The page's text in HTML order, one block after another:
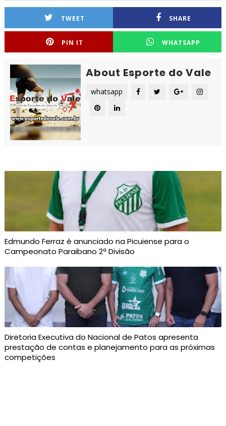
TWEET SHARE
PIN IT WHATSAPP
About Esporte do Vale
whatsapp
Edmundo Ferraz é anunciado na Picuiense para o
Campeonato Paraibano 2ª Divisão
Diretoria Executiva do Nacional de Patos apresenta
prestação de contas e planejamento para as próximas
competições